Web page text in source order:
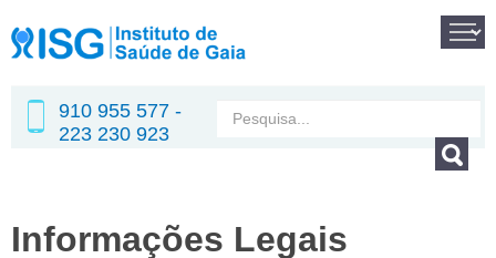
910 955 577 -
223 230 923
Informações Legais